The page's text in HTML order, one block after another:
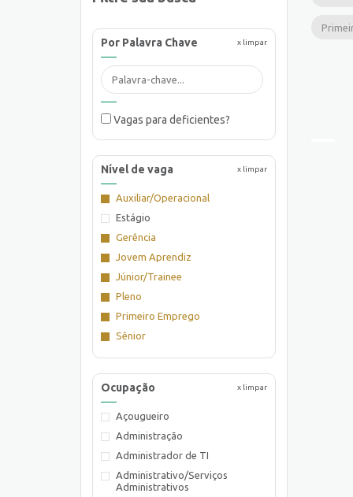
x limpar
Por Palavra Chave
Vagas para deficientes?
x limpar
Nível de vaga
Auxiliar/Operacional
Estágio
Gerência
Jovem Aprendiz
Júnior/Trainee
Pleno
Primeiro Emprego
Sênior
Técnico
x limpar
Ocupação
Açougueiro
Administração
Administrador de TI
Administrativo/Serviços
Administrativos